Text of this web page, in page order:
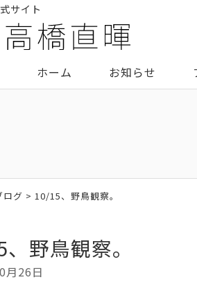
サイト
ホーム お知らせ
ログ > 10/15、野鳥観察。
野鳥観察。
月26日